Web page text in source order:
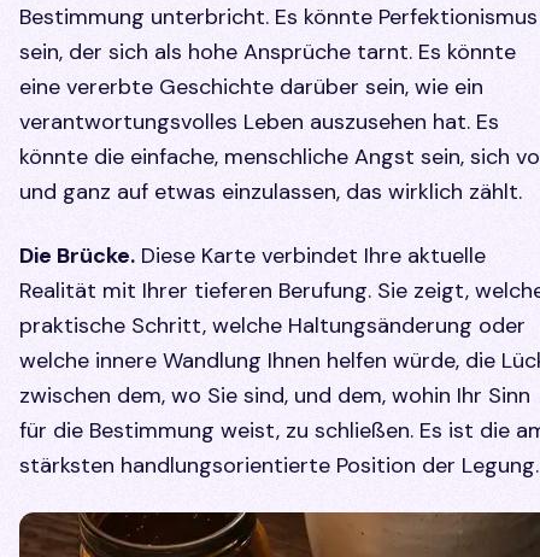
Bestimmung unterbricht. Es könnte Perfektionismus
sein, der sich als hohe Ansprüche tarnt. Es könnte
eine vererbte Geschichte darüber sein, wie ein
verantwortungsvolles Leben auszusehen hat. Es
könnte die einfache, menschliche Angst sein, sich
und ganz auf etwas einzulassen, das wirklich zählt.
Die Brücke. Diese Karte verbindet Ihre aktuelle
Realität mit Ihrer tieferen Berufung. Sie zeigt,
praktische Schritt, welche Haltungsänderung oder
welche innere Wandlung Ihnen helfen würde, die
zwischen dem, wo Sie sind, und dem, wohin Ihr Sinn
für die Bestimmung weist, zu schließen. Es ist die
stärksten handlungsorientierte Position der Legung.